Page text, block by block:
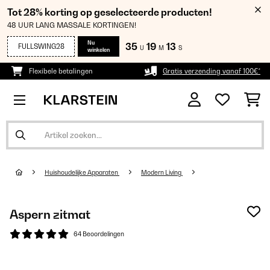
Tot 28% korting op geselecteerde producten!
48 UUR LANG MASSALE KORTINGEN!
FULLSWING28
Nu
winkelen
35 U 19 M 12 S
Flexibele betalingen Gratis verzending vanaf 100€*
Huishoudelijke Apparaten Modern Living
Aspern zitmat
64 Beoordelingen